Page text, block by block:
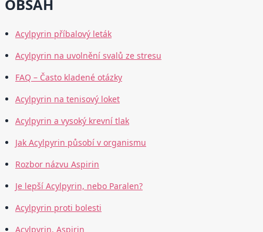
OBSAH
Acylpyrin příbalový leták
Acylpyrin na uvolnění svalů ze stresu
FAQ – Často kladené otázky
Acylpyrin na tenisový loket
Acylpyrin a vysoký krevní tlak
Jak Acylpyrin působí v organismu
Rozbor názvu Aspirin
Je lepší Acylpyrin, nebo Paralen?
Acylpyrin proti bolesti
Acylpyrin, Aspirin